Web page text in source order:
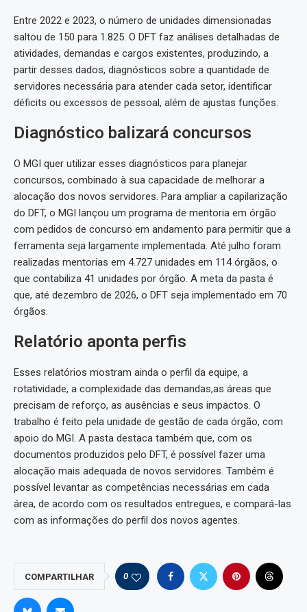
Entre 2022 e 2023, o número de unidades dimensionadas
saltou de 150 para 1.825. O DFT faz análises detalhadas de
atividades, demandas e cargos existentes, produzindo, a
partir desses dados, diagnósticos sobre a quantidade de
servidores necessária para atender cada setor, identificar
déficits ou excessos de pessoal, além de ajustas funções.
Diagnóstico balizará concursos
O MGI quer utilizar esses diagnósticos para planejar
concursos, combinado à sua capacidade de melhorar a
alocação dos novos servidores. Para ampliar a capilarização
do DFT, o MGI lançou um programa de mentoria em órgão
com pedidos de concurso em andamento para permitir que a
ferramenta seja largamente implementada. Até julho foram
realizadas mentorias em 4.727 unidades em 114 órgãos, o
que contabiliza 41 unidades por órgão. A meta da pasta é
que, até dezembro de 2026, o DFT seja implementado em 70
órgãos.
Relatório aponta perfis
Esses relatórios mostram ainda o perfil da equipe, a
rotatividade, a complexidade das demandas,as áreas que
precisam de reforço, as ausências e seus impactos. O
trabalho é feito pela unidade de gestão de cada órgão, com
apoio do MGI. A pasta destaca também que, com os
documentos produzidos pelo DFT, é possível fazer uma
alocação mais adequada de novos servidores. Também é
possível levantar as competências necessárias em cada
área, de acordo com os resultados entregues, e compará-las
com as informações do perfil dos novos agentes.
COMPARTILHAR 0